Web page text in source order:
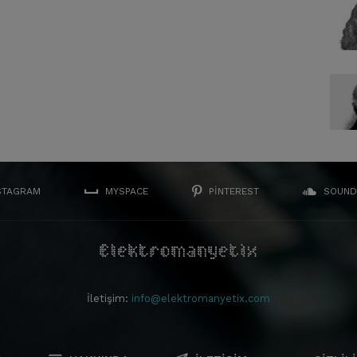
MYSPACE PINTEREST
İletişim: info@elektromanyetix.com